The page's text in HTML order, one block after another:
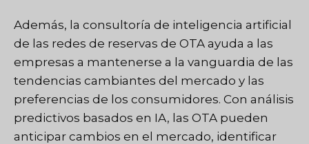
Además, la consultoría de inteligencia artificial
de las redes de reservas de OTA ayuda a las
empresas a mantenerse a la vanguardia de las
tendencias cambiantes del mercado y las
preferencias de los consumidores. Con análisis
predictivos basados en IA, las OTA pueden
anticipar cambios en el mercado, identificar